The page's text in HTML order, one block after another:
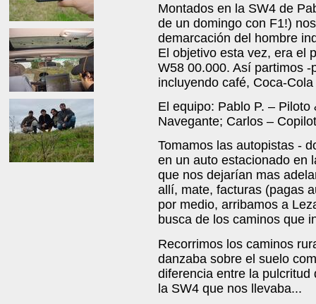
Montados en la SW4 de
de un domingo con F1!)
demarcación del hombre
El objetivo esta vez, era el
W58 00.000. Así partimos
incluyendo café, Coca-
El equipo: Pablo P. –
Navegante; Carlos –
Tomamos las autopistas -
en un auto estacionado en
que nos dejarían mas
allí, mate, facturas (pagas
por medio, arribamos a
busca de los caminos que
Recorrimos los caminos
danzaba sobre el suelo
diferencia entre la
la SW4 que nos llevaba...